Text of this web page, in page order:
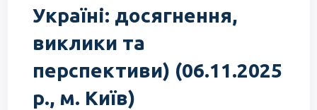
Україні: досягнення,
виклики та
перспективи) (06.11.2025
р., м. Київ)